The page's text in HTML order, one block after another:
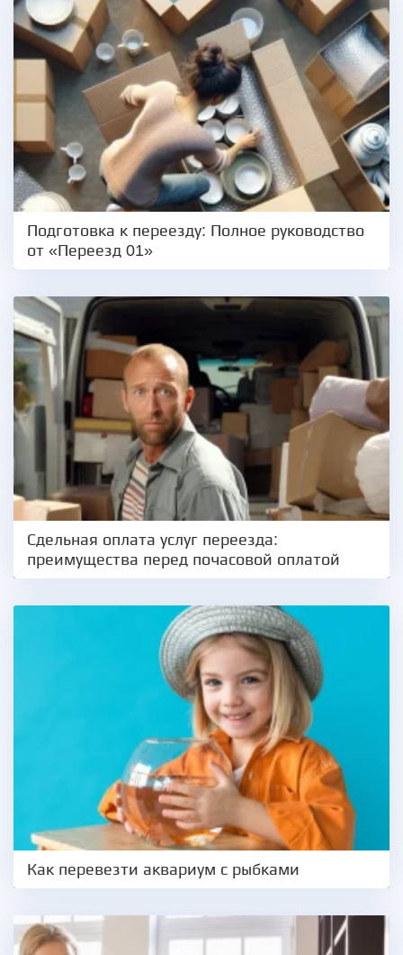
Подготовка к переезду: Полное руководство
от «Переезд 01»
Сдельная оплата услуг переезда:
преимущества перед почасовой оплатой
Как перевезти аквариум с рыбками